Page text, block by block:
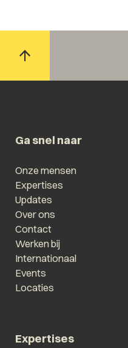
Ga snel naar
Onze mensen
Expertises
Updates
Over ons
Contact
Werken bij
Internationaal
Events
Locaties
Expertises